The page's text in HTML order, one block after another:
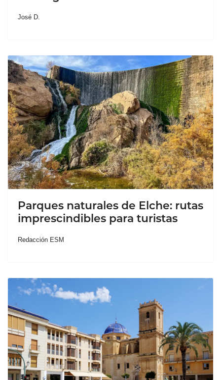
José D.
Parques naturales de Elche: rutas
imprescindibles para turistas
Redacción ESM